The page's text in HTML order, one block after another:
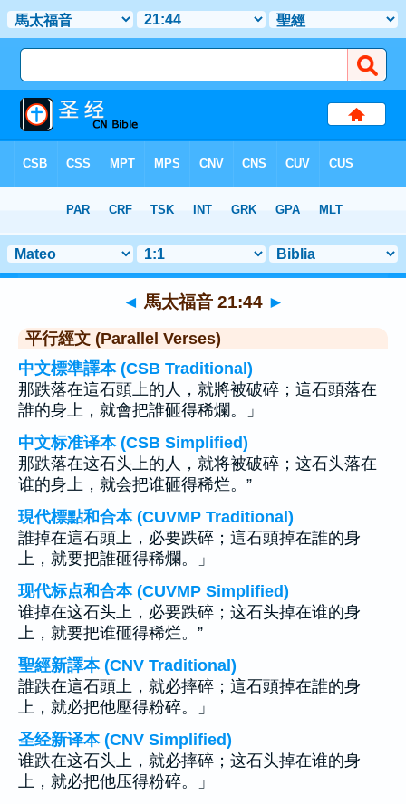
章 21> 聖經金句 44
◄ 馬太福音 21:44 ►
平行經文 (Parallel Verses)
中文標準譯本 (CSB Traditional)
那跌落在這石頭上的人，就將被破碎；這石頭落在
誰的身上，就會把誰砸得稀爛。」
中文标准译本 (CSB Simplified)
那跌落在这石头上的人，就将被破碎；这石头落在
谁的身上，就会把谁砸得稀烂。”
現代標點和合本 (CUVMP Traditional)
誰掉在這石頭上，必要跌碎；這石頭掉在誰的身
上，就要把誰砸得稀爛。」
现代标点和合本 (CUVMP Simplified)
谁掉在这石头上，必要跌碎；这石头掉在谁的身
上，就要把谁砸得稀烂。”
聖經新譯本 (CNV Traditional)
誰跌在這石頭上，就必摔碎；這石頭掉在誰的身
上，就必把他壓得粉碎。」
圣经新译本 (CNV Simplified)
谁跌在这石头上，就必摔碎；这石头掉在谁的身
上，就必把他压得粉碎。」